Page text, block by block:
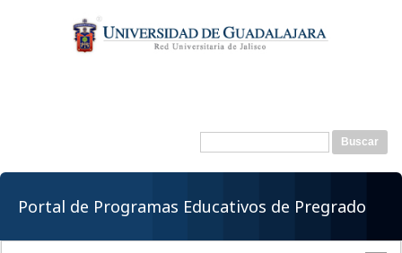
contenido
principal
Formulario de
Buscar
Portal de Programas Educativos de Pregrado